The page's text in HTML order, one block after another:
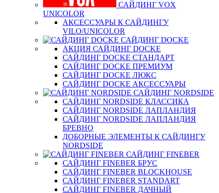
САЙДИНГ VOX
UNICOLOR
АКСЕССУАРЫ К САЙДИНГУ
VILO/UNICOLOR
САЙДИНГ DOCKE
АКЦИЯ САЙДИНГ DOCKE
САЙДИНГ DOCKE СТАНДАРТ
САЙДИНГ DOCKE ПРЕМИУМ
САЙДИНГ DOCKE ЛЮКС
САЙДИНГ DOCKE АКСЕССУАРЫ
САЙДИНГ NORDSIDE
САЙДИНГ NORDSIDE КЛАССИКА
САЙДИНГ NORDSIDE ЛАПЛАНДИЯ
САЙДИНГ NORDSIDE ЛАПЛАНДИЯ
БРЕВНО
ДОБОРНЫЕ ЭЛЕМЕНТЫ К САЙДИНГУ
NORDSIDE
САЙДИНГ FINEBER
САЙДИНГ FINEBER БРУС
САЙДИНГ FINEBER BLOCKHOUSE
САЙДИНГ FINEBER STANDART
САЙДИНГ FINEBER ДАЧНЫЙ